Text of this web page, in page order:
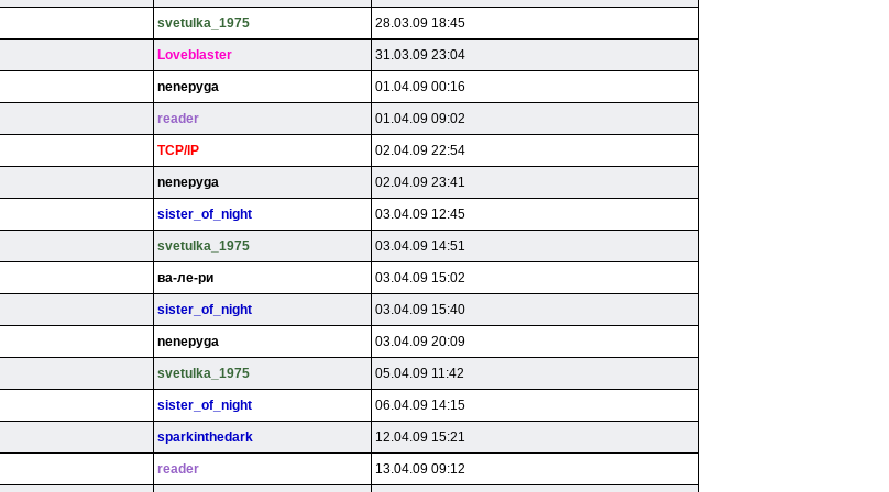
svetulka_1975 28.03.09 18:45
Loveblaster 31.03.09 23:04
nenepyga 01.04.09 00:16
reader 01.04.09 09:02
TCP/lP 02.04.09 22:54
nenepyga 02.04.09 23:41
sister_of_night 03.04.09 12:45
svetulka_1975 03.04.09 14:51
вa-лe-pи 03.04.09 15:02
sister_of_night 03.04.09 15:40
nenepyga 03.04.09 20:09
svetulka_1975 05.04.09 11:42
sister_of_night 06.04.09 14:15
sparkinthedark 12.04.09 15:21
reader 13.04.09 09:12